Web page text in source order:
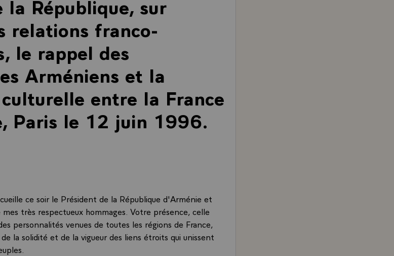
la République, sur
relations franco-
le rappel des
Arméniens et la
entre la France
Paris le 12 juin 1996.
ce soir le Président de la République d'Arménie et
très respectueux hommages. Votre présence, celle
personnalités venues de toutes les régions de France,
la solidité et de la vigueur des liens étroits qui unissent